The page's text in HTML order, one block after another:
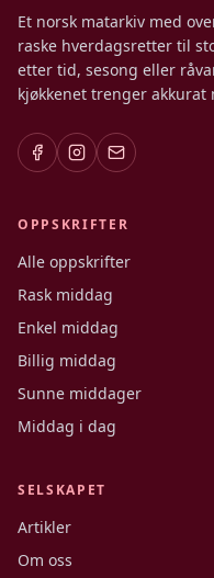
Et norsk matarkiv med
raske hverdagsretter til
etter tid, sesong eller
kjøkkenet trenger akkurat
OPPSKRIFTER
Alle oppskrifter
Rask middag
Enkel middag
Billig middag
Sunne middager
Middag i dag
SELSKAPET
Artikler
Om oss